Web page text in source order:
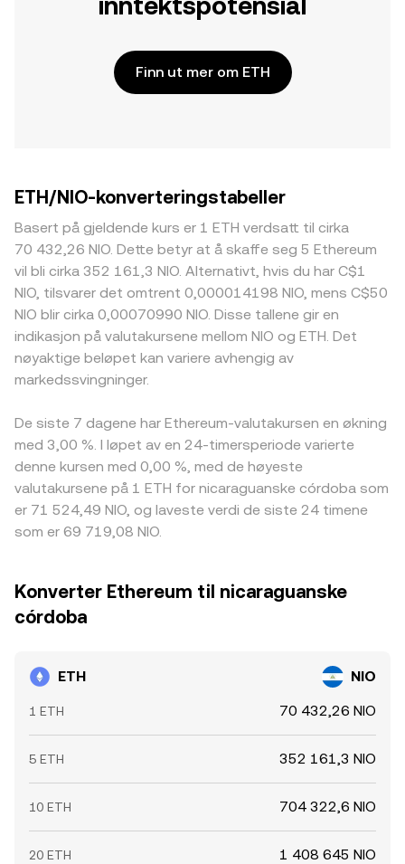
Finn ut mer om ETH
ETH/NIO-konverteringstabeller
Basert på gjeldende kurs er 1 ETH verdsatt til cirka
70 432,26 NIO. Dette betyr at å skaffe seg 5 Ethereum
vil bli cirka 352 161,3 NIO. Alternativt, hvis du har C$1
NIO, tilsvarer det omtrent 0,000014198 NIO, mens C$50
NIO blir cirka 0,00070990 NIO. Disse tallene gir en
indikasjon på valutakursene mellom NIO og ETH. Det
nøyaktige beløpet kan variere avhengig av
markedssvingninger.
De siste 7 dagene har Ethereum-valutakursen en økning
med 3,00 %. I løpet av en 24-timersperiode varierte
denne kursen med 0,00 %, med de høyeste
valutakursene på 1 ETH for nicaraguanske córdoba som
er 71 524,49 NIO, og laveste verdi de siste 24 timene
som er 69 719,08 NIO.
Konverter Ethereum til nicaraguanske
córdoba
ETH NIO
1 ETH 70 432,26 NIO
5 ETH 352 161,3 NIO
10 ETH 704 322,6 NIO
20 ETH 1 408 645 NIO